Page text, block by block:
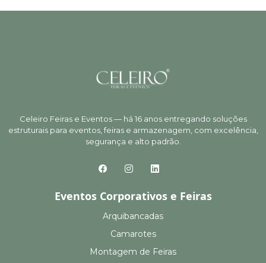
Celeiro Feiras e Eventos — há 16 anos entregando soluções
estruturais para eventos, feiras e armazenagem, com excelência,
segurança e alto padrão.
Eventos Corporativos e Feiras
Arquibancadas
Camarotes
Montagem de Feiras